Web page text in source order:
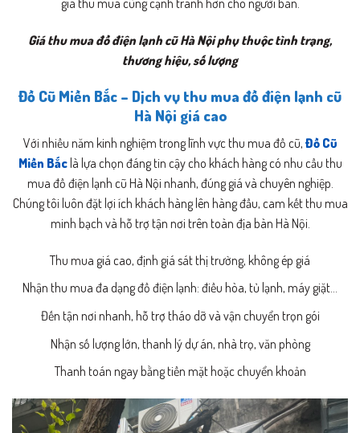
Giá thu mua đồ điện lạnh cũ Hà Nội phụ thuộc tình trạng,
thương hiệu, số lượng
Đồ Cũ Miền Bắc – Dịch vụ thu mua đồ điện lạnh cũ
Hà Nội giá cao
Với nhiều năm kinh nghiệm trong lĩnh vực thu mua đồ cũ, Đồ Cũ
Miền Bắclà lựa chọn đáng tin cậy cho khách hàng có nhu cầu thu
mua đồ điện lạnh cũ Hà Nội nhanh, đúng giá và chuyên nghiệp.
Chúng tôi luôn đặt lợi ích khách hàng lên hàng đầu, cam kết thu mua
minh bạch và hỗ trợ tận nơi trên toàn địa bàn Hà Nội.
Thu mua giá cao, định giá sát thị trường, không ép giá
Nhận thu mua đa dạng đồ điện lạnh: điều hòa, tủ lạnh, máy giặt…
Đến tận nơi nhanh, hỗ trợ tháo dỡ và vận chuyển trọn gói
Nhận số lượng lớn, thanh lý dự án, nhà trọ, văn phòng
Thanh toán ngay bằng tiền mặt hoặc chuyển khoản